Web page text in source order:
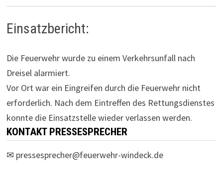
Einsatzbericht:
Die Feuerwehr wurde zu einem Verkehrsunfall nach
Dreisel alarmiert.
Vor Ort war ein Eingreifen durch die Feuerwehr nicht
erforderlich. Nach dem Eintreffen des Rettungsdienstes
konnte die Einsatzstelle wieder verlassen werden.
KONTAKT PRESSESPRECHER
✉ pressesprecher@feuerwehr-windeck.de